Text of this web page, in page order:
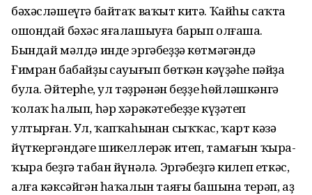
бәхәсләшеүгә байтаҡ ваҡыт китә. Ҡайһы саҡта
ошондай бәхәс яғалашыуға барып олғаша.
Бындай мәлдә инде эргәбеҙҙә көтмәгәндә
Ғимран бабайҙың сауығып бөткән кәүҙәһе пәйҙа
була. Әйтерһең, ул тәҙрәнән беҙҙең һөйләшкәнгә
ҡолаҡ һалып, һәр хәрәкәтебеҙҙе күҙәтеп
ултырған. Ул, ҡапҡаһынан сыҡҡас, ҡарт кәзә
йүткергәндәге шикеллерәк итеп, тамағын ҡыра-
ҡыра беҙгә табан йүнәлә. Эргәбеҙгә килеп еткәс,
алға кәксәйгән һаҡалын таяғы башына терәп, аҙ